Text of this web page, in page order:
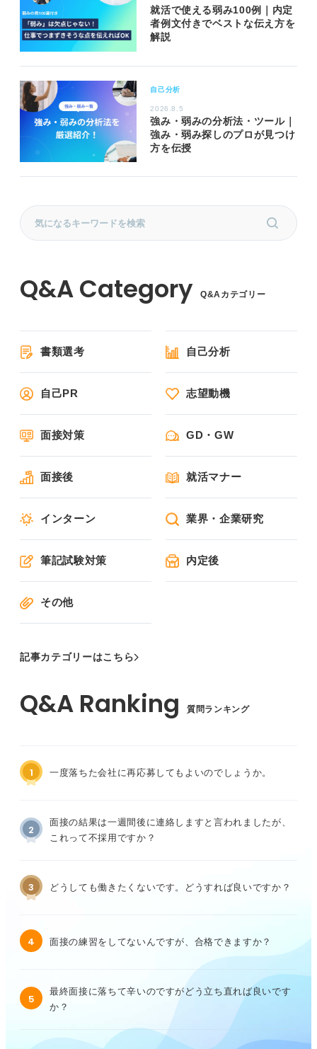
就活で使える弱み100例｜内定
者例文付きでベストな伝え方を
解説
自己分析
2026.8.5
強み・弱みの分析法・ツール｜
強み・弱み探しのプロが見つけ
方を伝授
Q&Aカテゴリー
書類選考 自己分析
自己PR 志望動機
面接対策 GD・GW
面接後 就活マナー
インターン 業界・企業研究
筆記試験対策 内定後
その他
記事カテゴリーはこちら
質問ランキング
1 一度落ちた会社に再応募してもよいのでしょうか。
2
面接の結果は一週間後に連絡しますと言われましたが、
これって不採用ですか？
3 どうしても働きたくないです。どうすれば良いですか？
4 面接の練習をしてないんですが、合格できますか？
5
最終面接に落ちて辛いのですがどう立ち直れば良いです
か？